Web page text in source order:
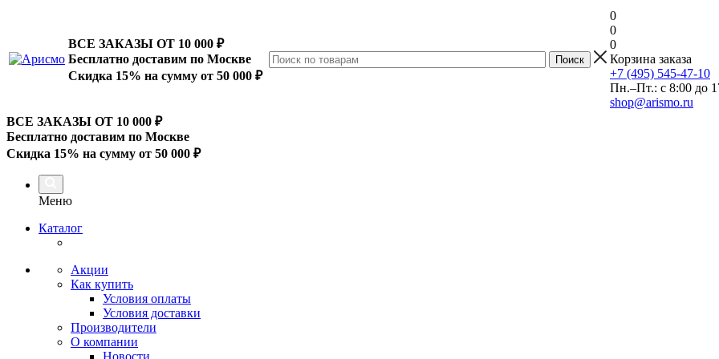
ВСЕ ЗАКАЗЫ ОТ 10 000 ₽
Бесплатно доставим по Москве
Скидка 15% на сумму от 50 000 ₽
0
0
0
Корзина заказа
+7 (495) 545-47-10
Пн.–Пт.: с 8:00 до
shop@arismo.ru
ВСЕ ЗАКАЗЫ ОТ 10 000 ₽
Бесплатно доставим по Москве
Скидка 15% на сумму от 50 000 ₽
Меню
Каталог
Акции
Как купить
Условия оплаты
Условия доставки
Производители
О компании
Новости